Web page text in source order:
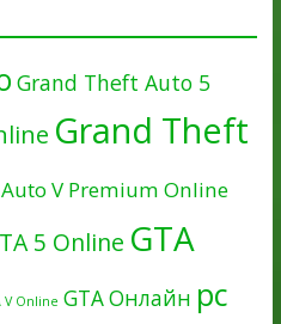
Grand Theft Auto 5
Grand Theft
V Premium Online
5 Online GTA
V Online GTA Онлайн pc